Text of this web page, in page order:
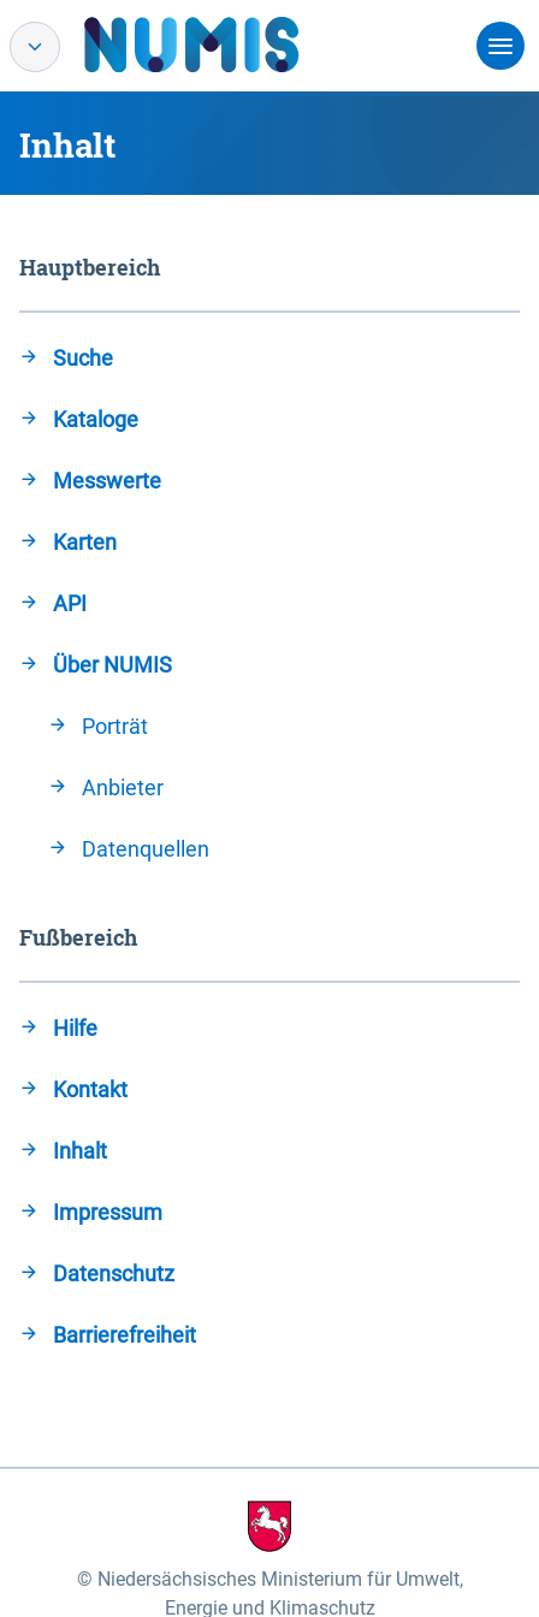
Inhalt
Hauptbereich
Suche
Kataloge
Messwerte
Karten
API
Über NUMIS
Porträt
Anbieter
Datenquellen
Fußbereich
Hilfe
Kontakt
Inhalt
Impressum
Datenschutz
Barrierefreiheit
Niedersächsisches Ministerium für Umwelt,
Energie und Klimaschutz